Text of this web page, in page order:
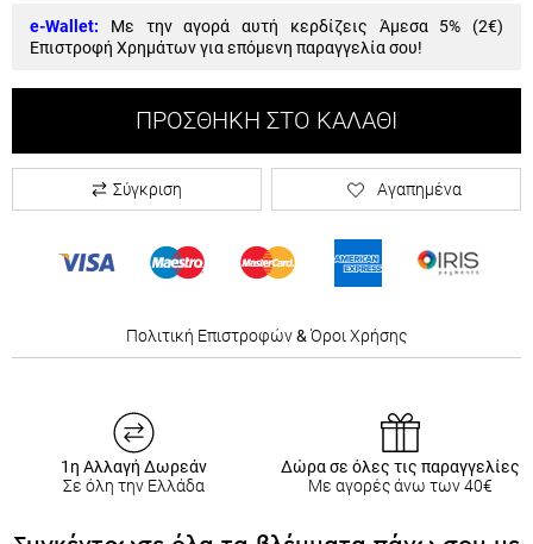
e-Wallet: Με την αγορά αυτή κερδίζεις Άμεσα 5% (2€)
Επιστροφή Χρημάτων για επόμενη παραγγελία σου!
ΠΡΟΣΘΉΚΗ ΣΤΟ ΚΑΛΆΘΙ
Σύγκριση Αγαπημένα
Πολιτική Επιστροφών& Όροι Χρήσης
1η Αλλαγή Δωρεάν
Σε όλη την Ελλάδα
Δώρα σε όλες τις παραγγελίες
Με αγορές άνω των 40€